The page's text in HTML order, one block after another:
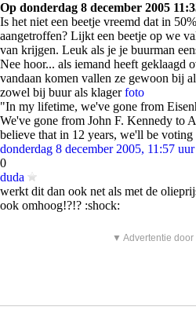
Op donderdag 8 december 2005
Is het niet een beetje vreemd dat in
aangetroffen? Lijkt een beetje op we
van krijgen. Leuk als je je buurman
Nee hoor... als iemand heeft geklaagd
vandaan komen vallen ze gewoon bij
zowel bij buur als klagerfoto
"In my lifetime, we've gone from
We've gone from John F. Kennedy to
believe that in 12 years, we'll be
donderdag 8 december 2005, 11:57 uur
0
duda
werkt dit dan ook net als met de
ook omhoog!?!? :shock:
▼ Advertentie door